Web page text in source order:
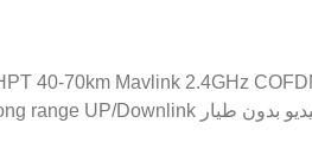
C50HPT 40-70km Mavlink 2.4GHz COFDM جهاز بث